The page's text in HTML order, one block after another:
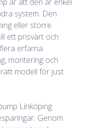
system. Den
eller större
ett prisvärt och
erfarna
montering och
modell för just
Linköping
Genom